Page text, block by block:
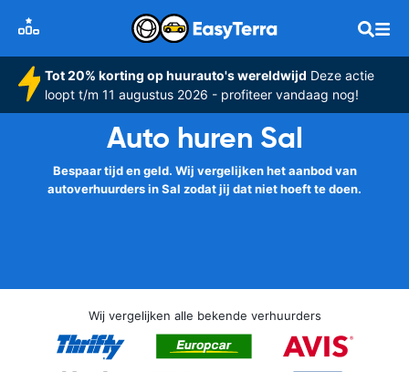
Tot 20% korting op huurauto's wereldwijd Deze actie
loopt t/m 11 augustus 2026 - profiteer vandaag nog!
Auto huren Sal
Bespaar tijd en geld. Wij vergelijken het aanbod van
autoverhuurders in Sal zodat jij dat niet hoeft te doen.
Wij vergelijken alle bekende verhuurders